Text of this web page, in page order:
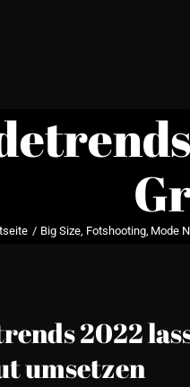
Big Size Fotshooting Mode
2022
umsetzen